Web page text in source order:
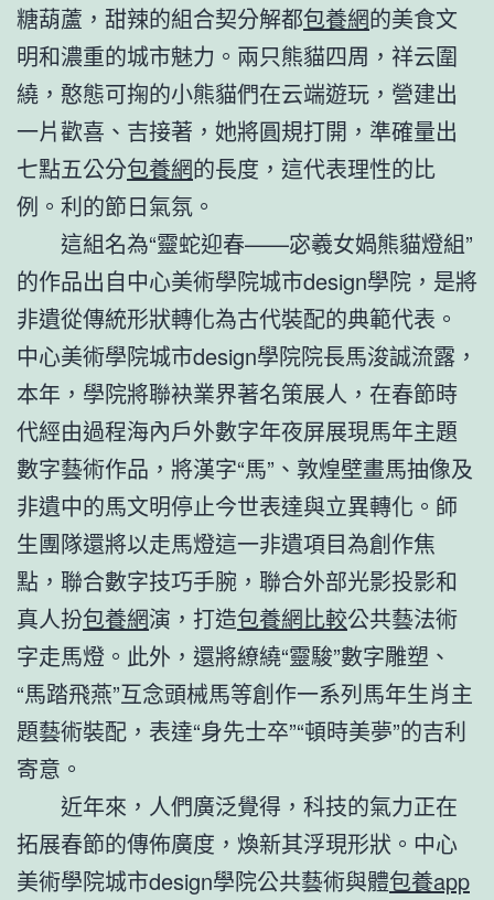
糖葫蘆，甜辣的組合契分解都包養網的美食文
明和濃重的城市魅力。兩只熊貓四周，祥云圍
繞，憨態可掬的小熊貓們在云端遊玩，營建出
一片歡喜、吉接著，她將圓規打開，準確量出
七點五公分包養網的長度，這代表理性的比
例。利的節日氣氛。
這組名為“靈蛇迎春——宓羲女媧熊貓燈組”
的作品出自中心美術學院城市design學院，是將
非遺從傳統形狀轉化為古代裝配的典範代表。
中心美術學院城市design學院院長馬浚誠流露，
本年，學院將聯袂業界著名策展人，在春節時
代經由過程海內戶外數字年夜屏展現馬年主題
數字藝術作品，將漢字“馬”、敦煌壁畫馬抽像及
非遺中的馬文明停止今世表達與立異轉化。師
生團隊還將以走馬燈這一非遺項目為創作焦
點，聯合數字技巧手腕，聯合外部光影投影和
真人扮包養網演，打造包養網比較公共藝法術
字走馬燈。此外，還將繚繞“靈駿”數字雕塑、
“馬踏飛燕”互念頭械馬等創作一系列馬年生肖主
題藝術裝配，表達“身先士卒”“頓時美夢”的吉利
寄意。
近年來，人們廣泛覺得，科技的氣力正在
拓展春節的傳佈廣度，煥新其浮現形狀。中心
美術學院城市design學院公共藝術與體包養app